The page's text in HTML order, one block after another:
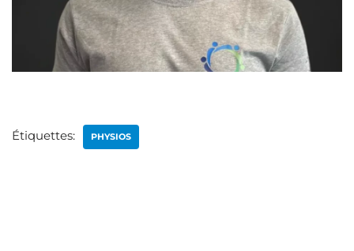
Étiquettes: PHYSIOS